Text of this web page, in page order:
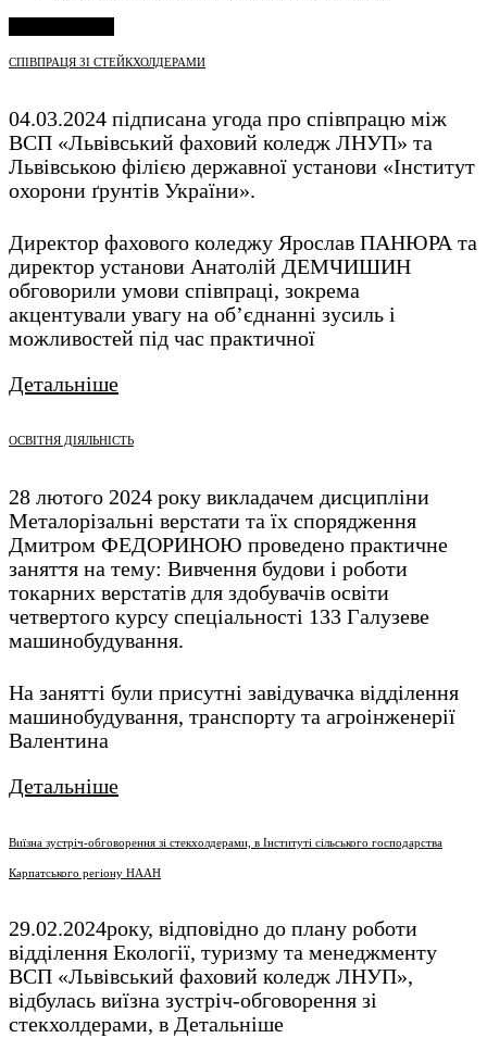
СПІВПРАЦЯ ЗІ СТЕЙКХОЛДЕРАМИ
04.03.2024 підписана угода про співпрацю між
ВСП «Львівський фаховий коледж ЛНУП» та
Львівською філією державної установи «Інститут
охорони ґрунтів України».
Директор фахового коледжу Ярослав ПАНЮРА та
директор установи Анатолій ДЕМЧИШИН
обговорили умови співпраці, зокрема
акцентували увагу на об’єднанні зусиль і
можливостей під час практичної
Детальніше
ОСВІТНЯ ДІЯЛЬНІСТЬ
28 лютого 2024 року викладачем дисципліни
Металорізальні верстати та їх спорядження
Дмитром ФЕДОРИНОЮ проведено практичне
заняття на тему: Вивчення будови і роботи
токарних верстатів для здобувачів освіти
четвертого курсу спеціальності 133 Галузеве
машинобудування.
На занятті були присутні завідувачка відділення
машинобудування, транспорту та агроінженерії
Валентина
Детальніше
Виїзна зустріч-обговорення зі стекхолдерами, в Інституті сільського господарства
Карпатського регіону НААН
29.02.2024року, відповідно до плану роботи
відділення Екології, туризму та менеджменту
ВСП «Львівський фаховий коледж ЛНУП»,
відбулась виїзна зустріч-обговорення зі
стекхолдерами, в Детальніше